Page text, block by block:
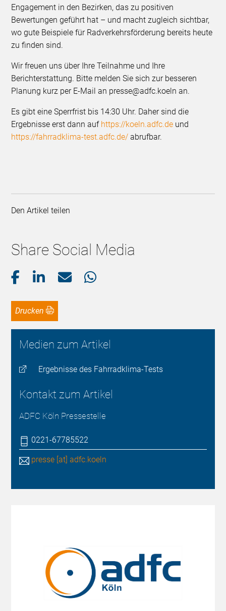
Engagement in den Bezirken, das zu positiven
Bewertungen geführt hat – und macht zugleich sichtbar,
wo gute Beispiele für Radverkehrsförderung bereits heute
zu finden sind.
Wir freuen uns über Ihre Teilnahme und Ihre
Berichterstattung. Bitte melden Sie sich zur besseren
Planung kurz per E-Mail an presse@adfc.koeln an.
Es gibt eine Sperrfrist bis 14:30 Uhr. Daher sind die
Ergebnisse erst dann auf https://koeln.adfc.de und
https://fahrradklima-test.adfc.de/ abrufbar.
Den Artikel teilen
Share Social Media
Drucken
Medien zum Artikel
Ergebnisse des Fahrradklima-Tests
Kontakt zum Artikel
ADFC Köln Pressestelle
0221-67785522
presse [at] adfc.koeln